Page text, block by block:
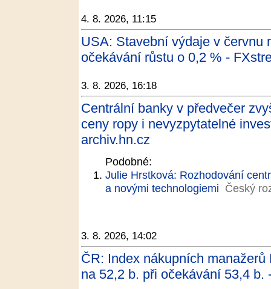
4. 8. 2026, 11:15
USA: Stavební výdaje v červnu
očekávání růstu o 0,2 % -
3. 8. 2026, 16:18
Centrální banky v předvečer
ceny ropy i nevyzpytatelné
archiv.hn.cz
Podobné:
Julie Hrstková: Rozhodování
a novými technologiemi Český
3. 8. 2026, 14:02
ČR: Index nákupních
na 52,2 b. při očekávání 53,4 b.